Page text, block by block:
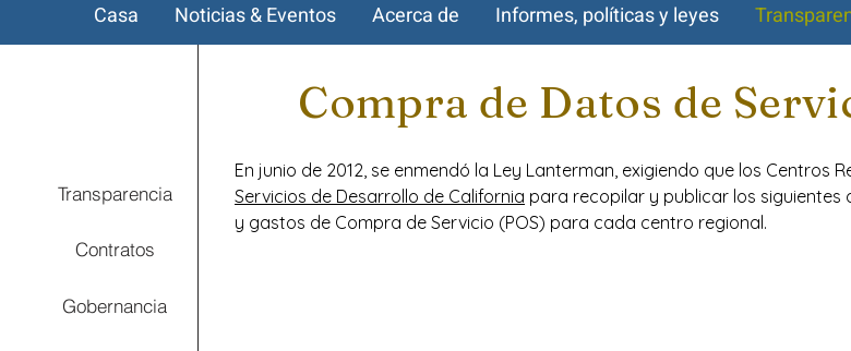
Casa Noticias & Eventos Acerca de Informes, políticas y leyes
Transparencia
Contratos
Gobernancia
Compra de Datos de
En junio de 2012, se enmendó la Ley Lanterman, exigiendo que los Centros
Servicios de Desarrollo de California para recopilar y publicar los
y gastos de Compra de Servicio (POS) para cada centro regional.